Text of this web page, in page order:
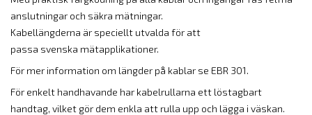
anslutningar och säkra mätningar.
Kabellängderna är speciellt utvalda för att
passa svenska mätapplikationer.
För mer information om längder på kablar se EBR 301.
För enkelt handhavande har kabelrullarna ett löstagbart
handtag, vilket gör dem enkla att rulla upp och lägga i väskan.